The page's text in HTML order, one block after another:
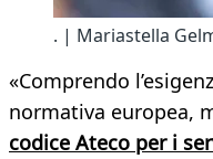
. | Mariastella
«Comprendo
normativa europea,
codice Ateco per i